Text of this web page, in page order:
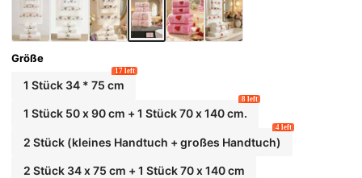
zimmer, Hotel, Schule, Schulanfang
Größe
1 Stück 34 * 75 cm
17 left
1 Stück 50 x 90 cm + 1 Stück 70 x 140 cm.
8 left
2 Stück (kleines Handtuch + großes Handtuch)
4 left
2 Stück 34 x 75 cm + 1 Stück 70 x 140 cm